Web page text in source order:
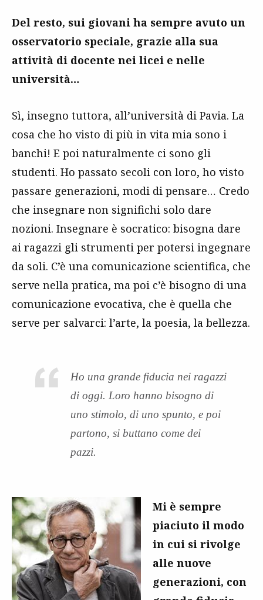
Del resto, sui giovani ha sempre avuto un
osservatorio speciale, grazie alla sua
attività di docente nei licei e nelle
università…
Sì, insegno tuttora, all’università di Pavia. La
cosa che ho visto di più in vita mia sono i
banchi! E poi naturalmente ci sono gli
studenti. Ho passato secoli con loro, ho visto
passare generazioni, modi di pensare… Credo
che insegnare non significhi solo dare
nozioni. Insegnare è socratico: bisogna dare
ai ragazzi gli strumenti per potersi ingegnare
da soli. C’è una comunicazione scientifica, che
serve nella pratica, ma poi c’è bisogno di una
comunicazione evocativa, che è quella che
serve per salvarci: l’arte, la poesia, la bellezza.
Ho una grande fiducia nei ragazzi
di oggi. Loro hanno bisogno di
uno stimolo, di uno spunto, e poi
partono, si buttano come dei
pazzi.
Mi è sempre
piaciuto il modo
in cui si rivolge
alle nuove
generazioni, con